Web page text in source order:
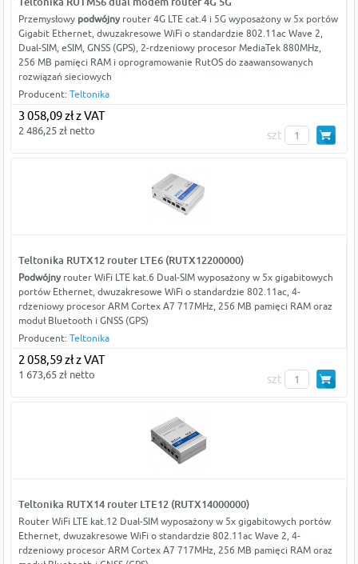
Przemysłowy podwójnyrouter 4G LTE cat.4 i 5G wyposażony w 5x portów
Gigabit Ethernet, dwuzakresowe WiFi o standardzie 802.11ac Wave 2,
Dual-SIM, eSIM, GNSS (GPS), 2-rdzeniowy procesor MediaTek 880MHz,
256 MB pamięci RAM i oprogramowanie RutOS do zaawansowanych
rozwiązań sieciowych
Producent: Teltonika
3 058,09 zł z VAT
2 486,25 zł netto szt
Teltonika RUTX12 router LTE6 (RUTX12200000)
Podwójnyrouter WiFi LTE kat.6 Dual-SIM wyposażony w 5x gigabitowych
portów Ethernet, dwuzakresowe WiFi o standardzie 802.11ac, 4-
rdzeniowy procesor ARM Cortex A7 717MHz, 256 MB pamięci RAM oraz
moduł Bluetooth i GNSS (GPS)
Producent: Teltonika
2 058,59 zł z VAT
1 673,65 zł netto szt
Teltonika RUTX14 router LTE12 (RUTX14000000)
Router WiFi LTE kat.12 Dual-SIM wyposażony w 5x gigabitowych portów
Ethernet, dwuzakresowe WiFi o standardzie 802.11ac Wave 2, 4-
rdzeniowy procesor ARM Cortex A7 717MHz, 256 MB pamięci RAM oraz